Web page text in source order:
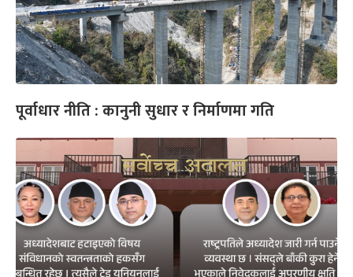
पूर्वाधार नीति : कानुनी सुधार र निर्माणमा गति